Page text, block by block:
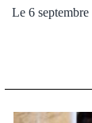
Le 6